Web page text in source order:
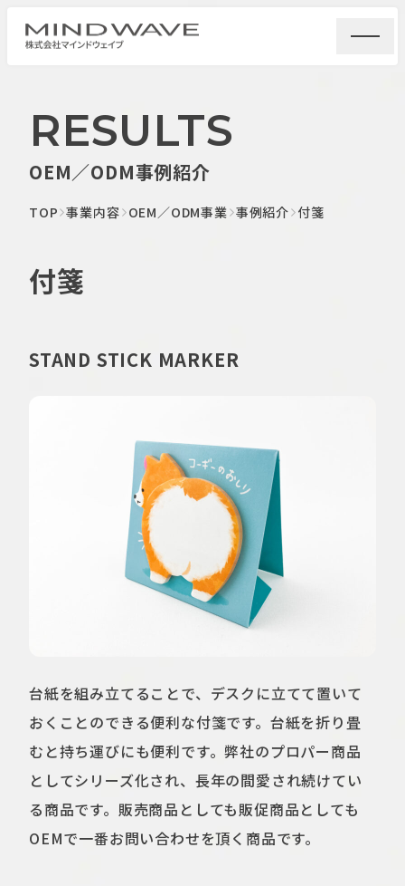
RESULTS
OEM／ODM事例紹介
TOP 事業内容 OEM／ODM事業 事例紹介 付箋
付箋
STAND STICK MARKER
台紙を組み立てることで、デスクに立てて置いて
おくことのできる便利な付箋です。台紙を折り畳
むと持ち運びにも便利です。弊社のプロパー商品
としてシリーズ化され、長年の間愛され続けてい
る商品です。販売商品としても販促商品としても
OEMで一番お問い合わせを頂く商品です。